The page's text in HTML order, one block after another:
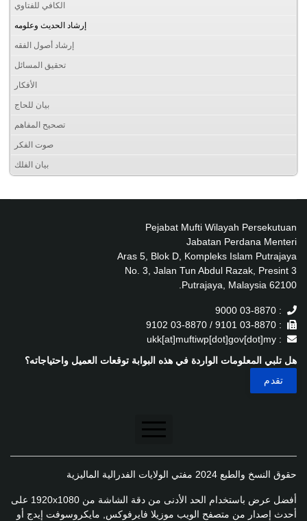
الكافي للفتاوي
إرشاد الحديث وعلومه
إرشاد أصول الفقه
تحقيق المسائل
الأفكار
بيان للحاج
تصحيح المفاهم
صوت الفكر
بيان الفلك
Pejabat Mufti Wilayah Persekutuan
Jabatan Perdana Menteri
Aras 5, Blok D, Kompleks Islam Putrajaya
No. 3, Jalan Tun Abdul Razak, Presint 3
62100 Putrajaya, Malaysia.
: 03-8870 9000
: 03-8870 9101 / 03-8870 9102
: ukk[at]muftiwp[dot]gov[dot]my
هل تلبي المعلومات الواردة في هذه البوابة توقعات العميل واحتياجاته؟
تنصل
سياسة الخصوصية
سياسة الخصوصية
حقوق النسخ والطبع 2024 مفتي الولايات الفدرالية الماليزية
أفضل عرض باستخدام الحد الأدنى من دقة الشاشة من 1920x1080 على
أحدث إصدار من متصفح الويب موزيلا فايرفوكس, مايكروسوفت إيدج أو